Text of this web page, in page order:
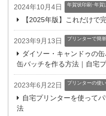
2024年10月4日 年賀状印刷･年賀
【2025年版】これだけで
2023年9月13日 プリンターで簡
ダイソー・キャンドゥの
缶バッチを作る方法｜自宅
2023年6月22日 プリンターの使
自宅プリンターを使って
法